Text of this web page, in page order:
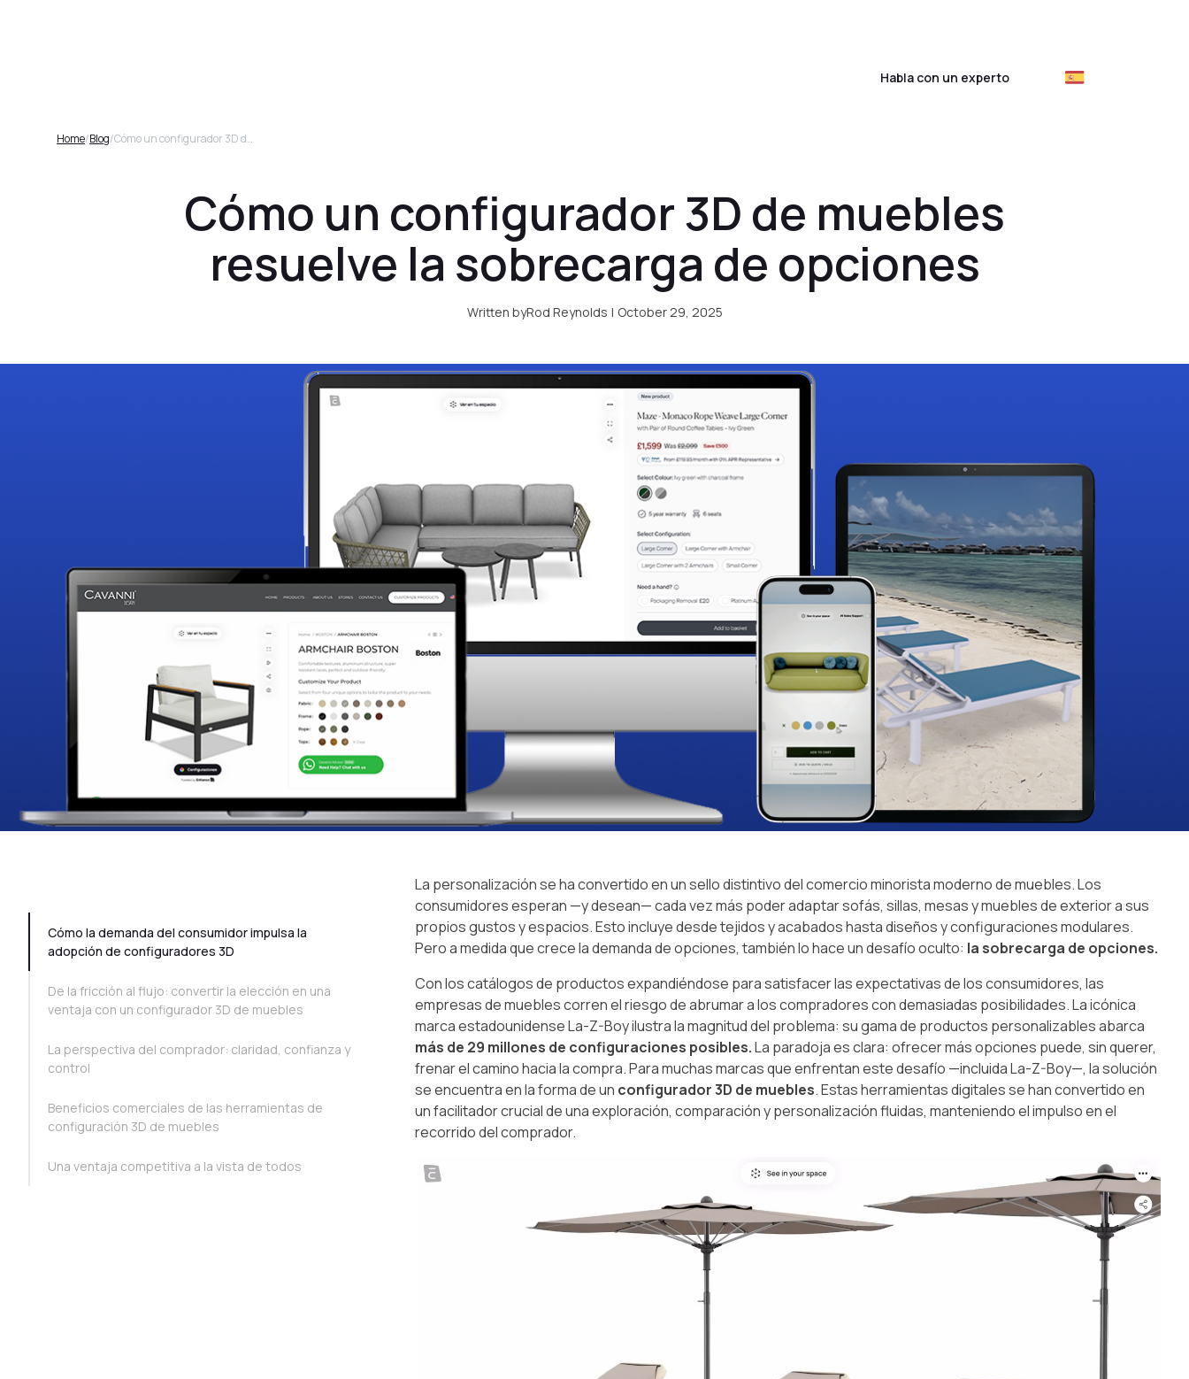
Habla con un experto
Home/Blog/ Cómo un configurador 3D de muebles resuelve la sobrecarga de opciones
Cómo un configurador 3D de muebles
resuelve la sobrecarga de opciones
Written byRod Reynolds | October 29, 2025
Cómo la demanda del consumidor impulsa la
adopción de configuradores 3D
De la fricción al flujo: convertir la elección en una
ventaja con un configurador 3D de muebles
La perspectiva del comprador: claridad, confianza y
control
Beneficios comerciales de las herramientas de
configuración 3D de muebles
Una ventaja competitiva a la vista de todos
La personalización se ha convertido en un sello distintivo del comercio minorista moderno de muebles. Los
consumidores esperan —y desean— cada vez más poder adaptar sofás, sillas, mesas y muebles de exterior a sus
propios gustos y espacios. Esto incluye desde tejidos y acabados hasta diseños y configuraciones modulares.
Pero a medida que crece la demanda de opciones, también lo hace un desafío oculto: la sobrecarga de opciones.
Con los catálogos de productos expandiéndose para satisfacer las expectativas de los consumidores, las
empresas de muebles corren el riesgo de abrumar a los compradores con demasiadas posibilidades. La icónica
marca estadounidense La-Z-Boy ilustra la magnitud del problema: su gama de productos personalizables abarca
más de 29 millones de configuraciones posibles.La paradoja es clara: ofrecer más opciones puede, sin querer,
frenar el camino hacia la compra. Para muchas marcas que enfrentan este desafío —incluida La-Z-Boy—, la solución
se encuentra en la forma de un configurador 3D de muebles. Estas herramientas digitales se han convertido en
un facilitador crucial de una exploración, comparación y personalización fluidas, manteniendo el impulso en el
recorrido del comprador.